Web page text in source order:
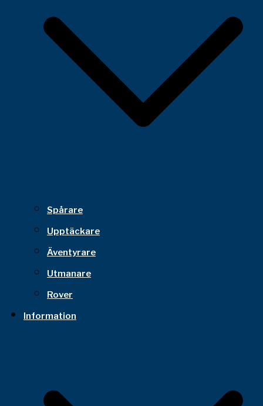
Spårare
Upptäckare
Äventyrare
Utmanare
Rover
Information